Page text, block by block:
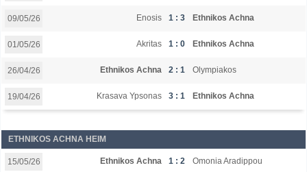
09/05/26 Enosis 1 : 3 Ethnikos Achna
01/05/26 Akritas 1 : 0 Ethnikos Achna
26/04/26 Ethnikos Achna 2 : 1 Olympiakos
19/04/26 Krasava Ypsonas 3 : 1 Ethnikos Achna
ETHNIKOS ACHNA HEIM
15/05/26 Ethnikos Achna 1 : 2 Omonia Aradippou